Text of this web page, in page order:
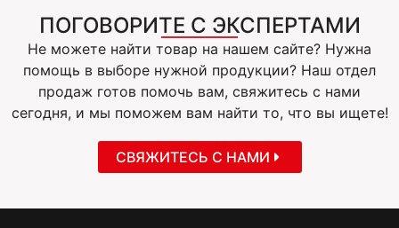
ПОГОВОРИТЕ С ЭКСПЕРТАМИ
Не можете найти товар на нашем сайте? Нужна
помощь в выборе нужной продукции? Наш отдел
продаж готов помочь вам, свяжитесь с нами
сегодня, и мы поможем вам найти то, что вы ищете!
СВЯЖИТЕСЬ С НАМИ